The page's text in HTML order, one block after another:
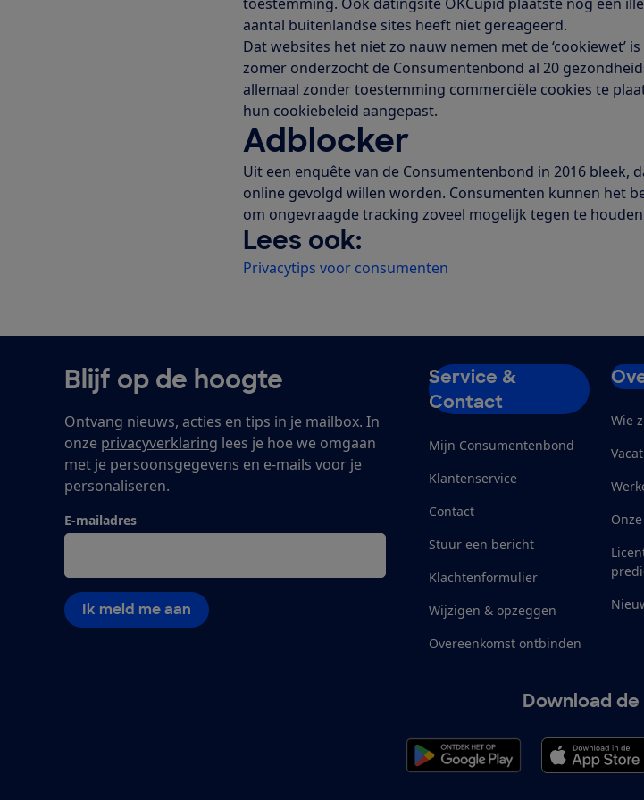
aantal buitenlandse sites heeft niet gereageerd.
Dat websites het niet zo nauw nemen met de ‘cookiewet’
zomer onderzocht de Consumentenbond al 20
allemaal zonder toestemming commerciële cookies te
hun cookiebeleid aangepast.
Adblocker
Uit een enquête van de Consumentenbond in 2016 bleek,
online gevolgd willen worden. Consumenten kunnen het
om ongevraagde tracking zoveel mogelijk tegen te
Lees ook:
Privacytips voor consumenten
Blijf op de hoogte
Ontvang nieuws, acties en tips in je mailbox. In
onze privacyverklaring lees je hoe we omgaan
met je persoonsgegevens en e-mails voor je
personaliseren.
E-mailadres
Ik meld me aan
Service &
Contact
Mijn Consumentenbond
Klantenservice
Contact
Stuur een bericht
Klachtenformulier
Wijzigen & opzeggen
Overeenkomst ontbinden
Wie
Download